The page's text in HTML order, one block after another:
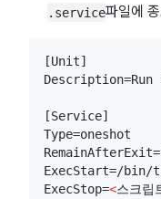
.service파일에
[Unit]
[Service]
Type=oneshot
ExecStart=/bin/
ExecStop=<스크립